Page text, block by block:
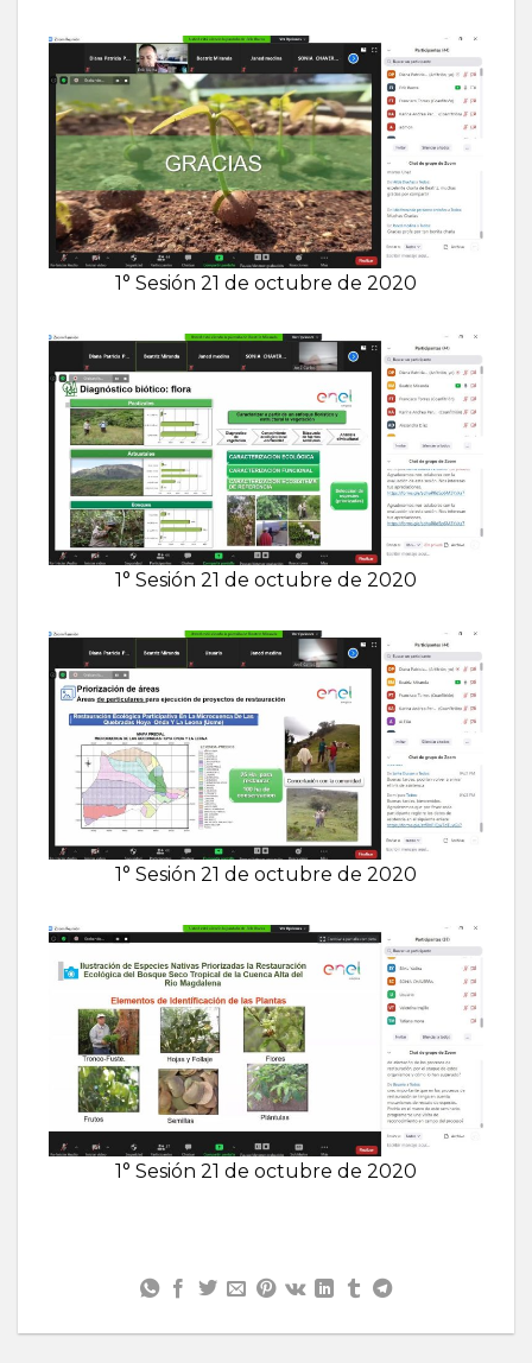
1° Sesión 21 de octubre de 2020
1° Sesión 21 de octubre de 2020
1° Sesión 21 de octubre de 2020
1° Sesión 21 de octubre de 2020